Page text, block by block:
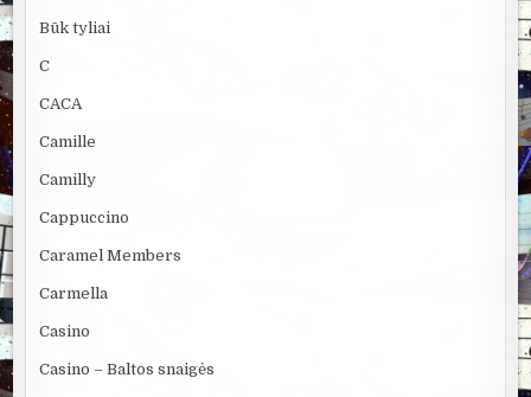
Būk tyliai
C
CACA
Camille
Camilly
Cappuccino
Caramel Members
Carmella
Casino
Casino – Baltos snaigės